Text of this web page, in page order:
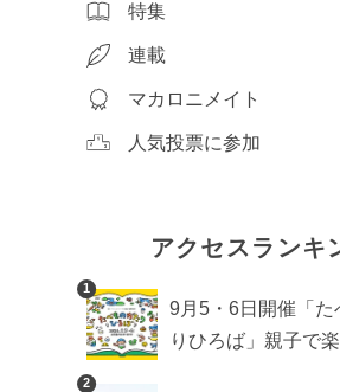
特集
連載
マカロニメイト
人気投票に参加
アクセスランキ
1
9月5・6日開催「た
りひろば」親子で
2